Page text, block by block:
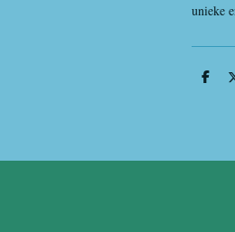
unieke
D